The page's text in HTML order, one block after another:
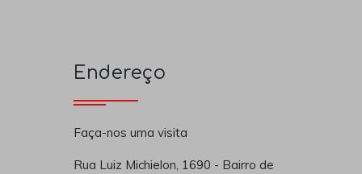
Endereço
Faça-nos uma visita
Rua Luiz Michielon, 1690 - Bairro de